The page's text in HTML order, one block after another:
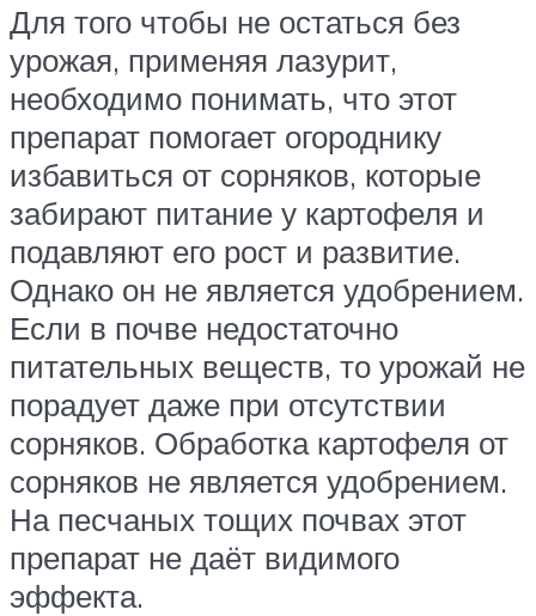
Для того чтобы не остаться без
урожая, применяя лазурит,
необходимо понимать, что этот
препарат помогает огороднику
избавиться от сорняков, которые
забирают питание у картофеля и
подавляют его рост и развитие.
Однако он не является удобрением.
Если в почве недостаточно
питательных веществ, то урожай не
порадует даже при отсутствии
сорняков. Обработка картофеля от
сорняков не является удобрением.
На песчаных тощих почвах этот
препарат не даёт видимого
эффекта.